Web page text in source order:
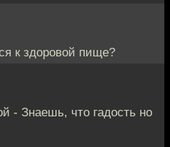
к здоровой пище?
- Знаешь, что гадость но